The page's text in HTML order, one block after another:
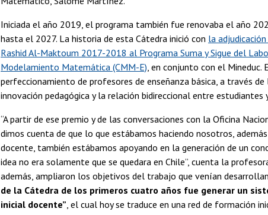
Iniciada el año 2019, el programa también fue renovaba el año
hasta el 2027. La historia de esta Cátedra inició con la
Rashid Al-Maktoum 2017-2018 al Programa Suma y Sigue del
Modelamiento Matemática (CMM-E) , en conjunto con el
perfeccionamiento de profesores de enseñanza básica, a través
innovación pedagógica y la relación bidireccional entre estudiantes
“A partir de ese premio y de las conversaciones con la Oficina
dimos cuenta de que lo que estábamos haciendo nosotros,
docente, también estábamos apoyando en la generación de un
idea no era solamente que se quedara en Chile”, cuenta la
además, ampliaron los objetivos del trabajo que venían
de la Cátedra de los primeros cuatro años fue generar un
inicial docente” , el cual hoy se traduce en una red de formación